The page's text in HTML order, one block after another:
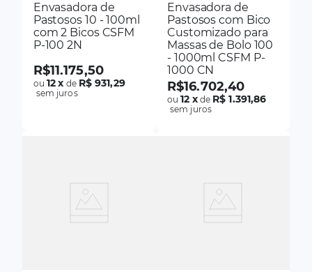
Envasadora de
Pastosos 10 - 100ml
com 2 Bicos CSFM
P-100 2N
R$11.175,50
ou12x de R$ 931,29
sem juros
Envasadora de
Pastosos com Bico
Customizado para
Massas de Bolo 100
- 1000ml CSFM P-
1000 CN
R$16.702,40
ou12 xde R$ 1.391,86
sem juros